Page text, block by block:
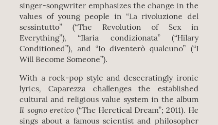
singer-songwriter emphasizes the change in the
values of young people in “La rivoluzione del
sessintutto” (“The Revolution of Sex in
Everything”), “Ilaria condizionata” (“Hilary
Conditioned”), and “Io diventerò qualcuno” (“I
Will Become Someone”).
With a rock-pop style and desecratingly ironic
lyrics, Caparezza challenges the established
cultural and religious value system in the album
Il sogno eretico(“The Heretical Dream”; 2011). He
sings about a famous scientist and philosopher